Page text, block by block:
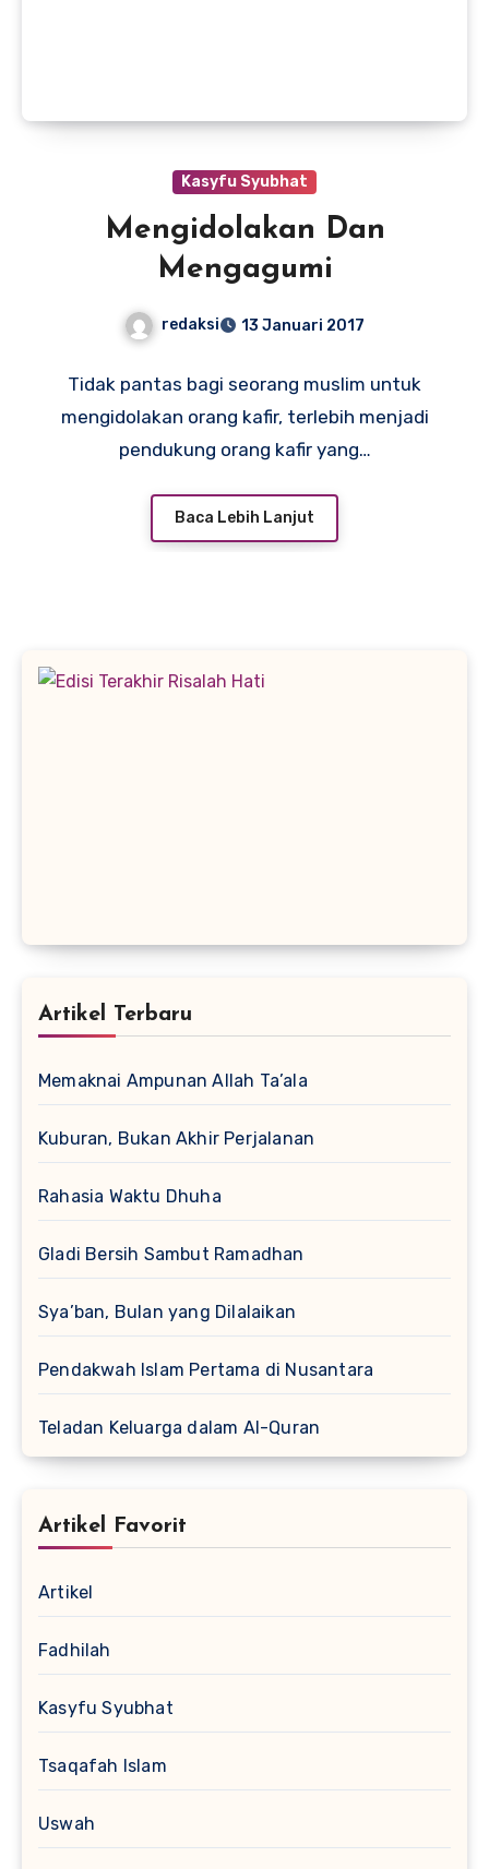
Kasyfu Syubhat
Mengidolakan Dan
Mengagumi
redaksi 13 Januari 2017
Tidak pantas bagi seorang muslim untuk
mengidolakan orang kafir, terlebih menjadi
pendukung orang kafir yang…
Baca Lebih Lanjut
Artikel Terbaru
Memaknai Ampunan Allah Ta’ala
Kuburan, Bukan Akhir Perjalanan
Rahasia Waktu Dhuha
Gladi Bersih Sambut Ramadhan
Sya’ban, Bulan yang Dilalaikan
Pendakwah Islam Pertama di Nusantara
Teladan Keluarga dalam Al-Quran
Artikel Favorit
Artikel
Fadhilah
Kasyfu Syubhat
Tsaqafah Islam
Uswah